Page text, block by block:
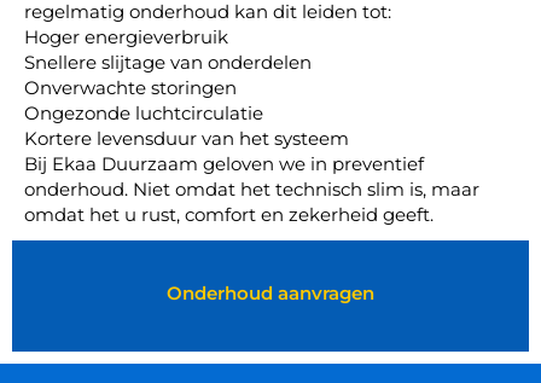
regelmatig onderhoud kan dit leiden tot:
Hoger energieverbruik
Snellere slijtage van onderdelen
Onverwachte storingen
Ongezonde luchtcirculatie
Kortere levensduur van het systeem
Bij Ekaa Duurzaam geloven we in preventief
onderhoud. Niet omdat het technisch slim is, maar
omdat het u rust, comfort en zekerheid geeft.
Onderhoud aanvragen